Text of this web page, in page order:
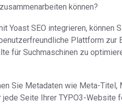
können?
Yoast SEO integrieren, können
Plattform zur
für Suchmaschinen zu
Sie Metadaten wie Meta-
Seite Ihrer TYPO3-Website